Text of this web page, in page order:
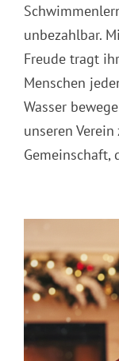
unbezahlbar.
Freude tragt
Menschen
Wasser
unseren
Gemeinschaft,